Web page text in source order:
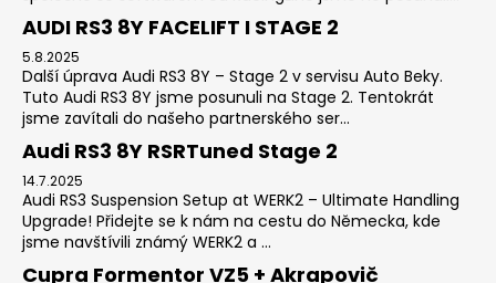
AUDI RS3 8Y FACELIFT I STAGE 2
5.8.2025
Další úprava Audi RS3 8Y – Stage 2 v servisu Auto Beky.
Tuto Audi RS3 8Y jsme posunuli na Stage 2. Tentokrát
jsme zavítali do našeho partnerského ser...
Audi RS3 8Y RSRTuned Stage 2
14.7.2025
Audi RS3 Suspension Setup at WERK2 – Ultimate Handling
Upgrade! Přidejte se k nám na cestu do Německa, kde
jsme navštívili známý WERK2 a ...
Cupra Formentor VZ5 + Akrapovič